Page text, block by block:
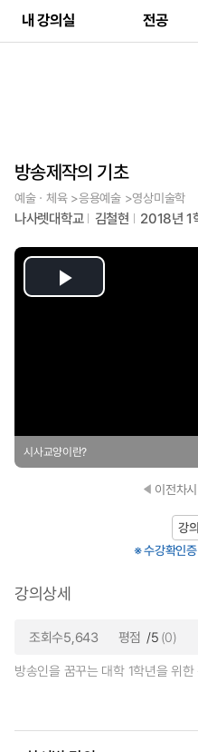
내 강의실 전공
방송제작의 기초
예술ㆍ체육 >응용예술 >영상미술학
나사렛대학교 김철현 2018년 1
Play
시사교양이란?
이전차시
강
※ 수강확인
강의상세
조회수5,643 평점 /5 (0)
방송인을 꿈꾸는 대학 1학년을 위한